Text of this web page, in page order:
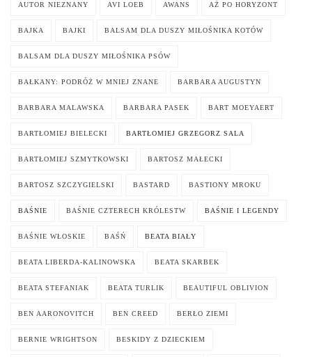
AUTOR NIEZNANY AVI LOEB AWANS AŻ PO HORYZONT
BAJKA BAJKI BALSAM DLA DUSZY MIŁOŚNIKA KOTÓW
BALSAM DLA DUSZY MIŁOŚNIKA PSÓW
BAŁKANY: PODRÓŻ W MNIEJ ZNANE BARBARA AUGUSTYN
BARBARA MALAWSKA BARBARA PASEK BART MOEYAERT
BARTŁOMIEJ BIELECKI BARTŁOMIEJ GRZEGORZ SALA
BARTŁOMIEJ SZMYTKOWSKI BARTOSZ MAŁECKI
BARTOSZ SZCZYGIELSKI BASTARD BASTIONY MROKU
BAŚNIE BAŚNIE CZTERECH KRÓLESTW BAŚNIE I LEGENDY
BAŚNIE WŁOSKIE BAŚŃ BEATA BIAŁY
BEATA LIBERDA-KALINOWSKA BEATA SKARBEK
BEATA STEFANIAK BEATA TURLIK BEAUTIFUL OBLIVION
BEN AARONOVITCH BEN CREED BERŁO ZIEMI
BERNIE WRIGHTSON BESKIDY Z DZIECKIEM